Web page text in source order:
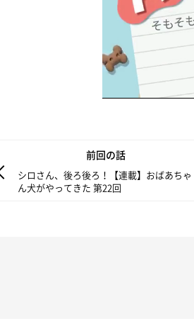
前回の話
シロさん、後ろ後ろ！【連載】おばあちゃ
ん犬がやってきた 第22回